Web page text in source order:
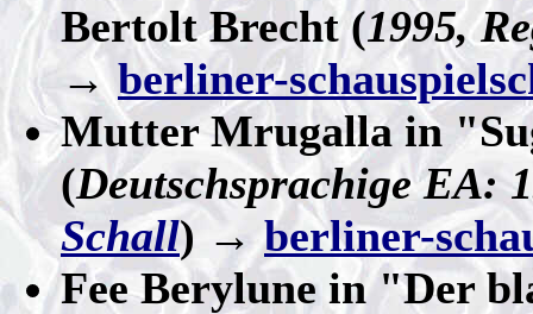
Bertolt Brecht (1995,
→berliner-
Mutter Mrugalla in
(Deutschsprachige EA:
Schall) →berliner-
Fee Berylune in "Der